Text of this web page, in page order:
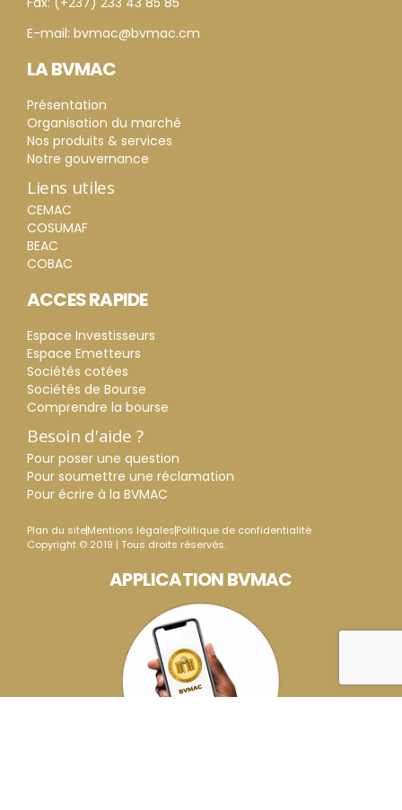
E-mail: bvmac@bvmac.cm
LA BVMAC
Présentation
Organisation du marché
Nos produits & services
Notre gouvernance
Liens utiles
CEMAC
COSUMAF
BEAC
COBAC
ACCES RAPIDE
Espace Investisseurs
Espace Emetteurs
Sociétés cotées
Sociétés de Bourse
Comprendre la bourse
Besoin d'aide ?
Pour poser une question
Pour soumettre une réclamation
Pour écrire à la BVMAC
Plan du siteMentions légalesPolitique de confidentialité
Copyright © 2019 | Tous droits réservés.
APPLICATION BVMAC